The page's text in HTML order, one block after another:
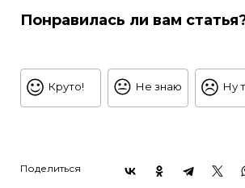
Понравилась ли вам
Круто! Не знаю Ну
Поделиться